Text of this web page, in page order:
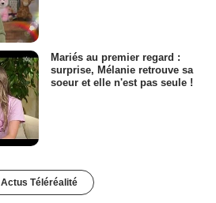
Mariés au premier regard :
surprise, Mélanie retrouve sa
soeur et elle n'est pas seule !
Actus Téléréalité